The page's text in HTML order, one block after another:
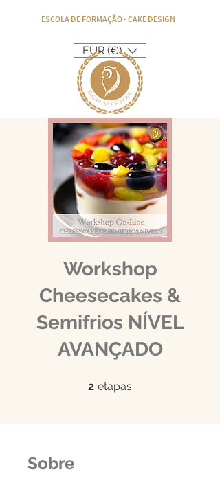
ESCOLA DE FORMAÇÃO - CAKE DESIGN
EUR (€)
Workshop
Cheesecakes &
Semifrios NÍVEL
AVANÇADO
2 etapas
Sobre